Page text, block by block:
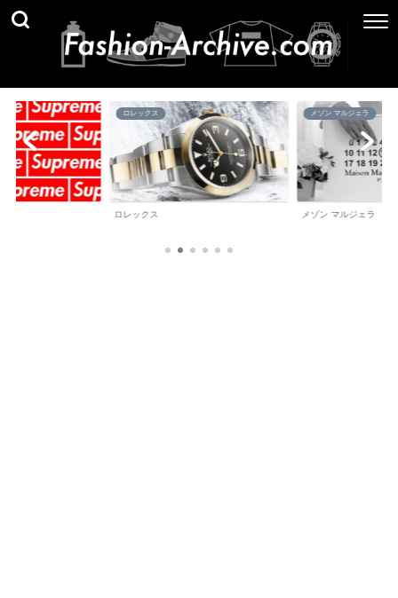
ロレックス
ロレックス
メゾン マルジェラ
メゾン マルジェラ